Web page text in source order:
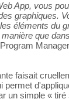
App, vous
graphiques.
éléments du
que
faisait
permet
un simple « tiré